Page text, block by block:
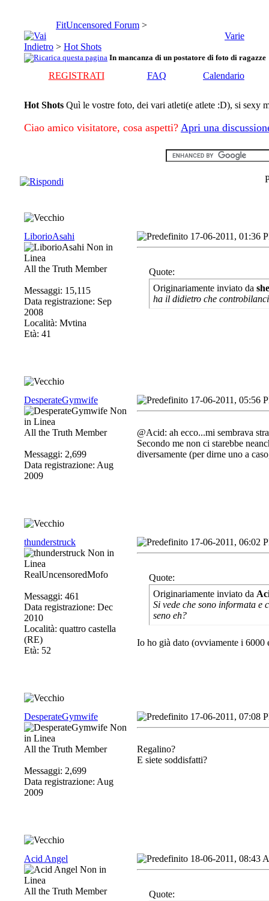
FitUncensored Forum >
Varie
> Hot Shots
In mancanza di un postatore di foto di ragazze
REGISTRATI FAQ Calendario
Hot Shots Quì le vostre foto, dei vari atleti(e atlete :D), si sexy
Ciao amico visitatore, cosa aspetti? Apri una
LiborioAsahi
All the Truth Member
Messaggi: 15,115
Data registrazione: Sep
2008
Località: Mvtina
Età: 41
17-06-2011, 01:36
Quote:
Originariamente inviato da
ha il didietro che
DesperateGymwife
All the Truth Member
Messaggi: 2,699
Data registrazione: Aug
2009
17-06-2011, 05:56
@Acid: ah ecco...mi sembrava
Secondo me non ci starebbe
diversamente (per dirne uno a
thunderstruck
RealUncensoredMofo
Messaggi: 461
Data registrazione: Dec
2010
Località: quattro castella
(RE)
Età: 52
17-06-2011, 06:02
Quote:
Originariamente inviato da
Si vede che sono informata e
seno eh?
Io ho già dato (ovviamente i 6000
DesperateGymwife
All the Truth Member
Messaggi: 2,699
Data registrazione: Aug
2009
17-06-2011, 07:08
Regalino?
E siete soddisfatti?
Acid Angel
All the Truth Member
18-06-2011, 08:43
Quote: